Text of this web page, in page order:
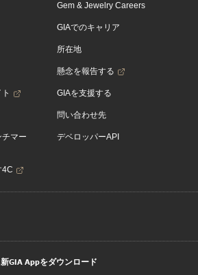
マー
4C
Gem & Jewelry Careers
GIAでのキャリア
所在地
懸念を報告する
GIAを支援する
問い合わせ先
デベロッパーAPI
新GIA Appをダウンロード